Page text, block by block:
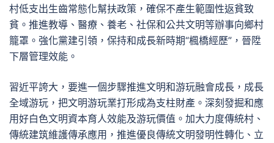
村低支出生齒常態化幫扶政策，確保不產生範圍性返貧致
貧。推進教導、醫療、養老、社保和公共文明等辦事向鄉村
籠罩。強化黨建引領，保持和成長新時期“楓橋經歷”，晉陞
下層管理效能。
習近平誇大，要進一個步驟推進文明和游玩融會成長，成長
全域游玩，把文明游玩業打形成為支柱財產。深刻發掘和應
用好白色文明資本育人效能及游玩價值。加大力度傳統村、
傳統建筑維護傳承應用，推進優良傳統文明發明性轉化、立